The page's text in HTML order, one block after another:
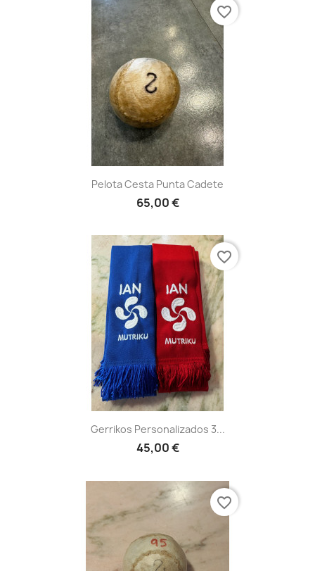
Pelota Cesta Punta Cadete
65,00 €
favorite_border
Gerrikos Personalizados 3...
45,00 €
favorite_border
favorite_border